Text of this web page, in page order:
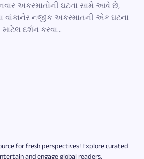
અકસ્માતોની ઘટના સામે આવે છે,
વાંકાનેર નજીક અકસ્માતની એક ઘટના
દર્શન કરવા…
for fresh perspectives! Explore curated